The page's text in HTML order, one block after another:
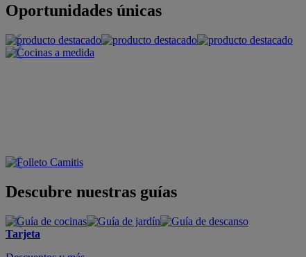
Oportunidades únicas
Descubre nuestras guías
Tarjeta